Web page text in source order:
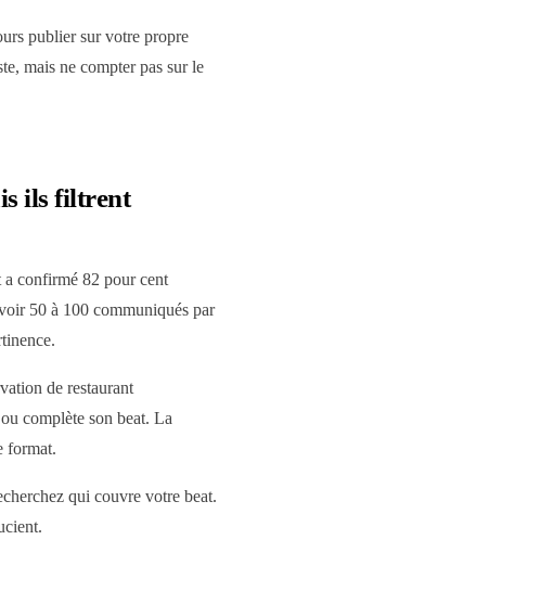
publier sur votre propre
mais ne compter pas sur le
ils filtrent
confirmé 82 pour cent
50 à 100 communiqués par
de restaurant
complète son beat. La
format.
qui couvre votre beat.